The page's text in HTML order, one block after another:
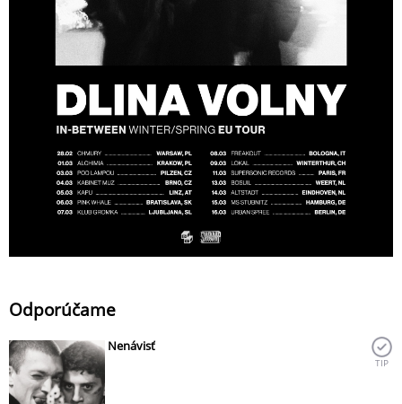
Odporúčame
Nenávisť
TIP